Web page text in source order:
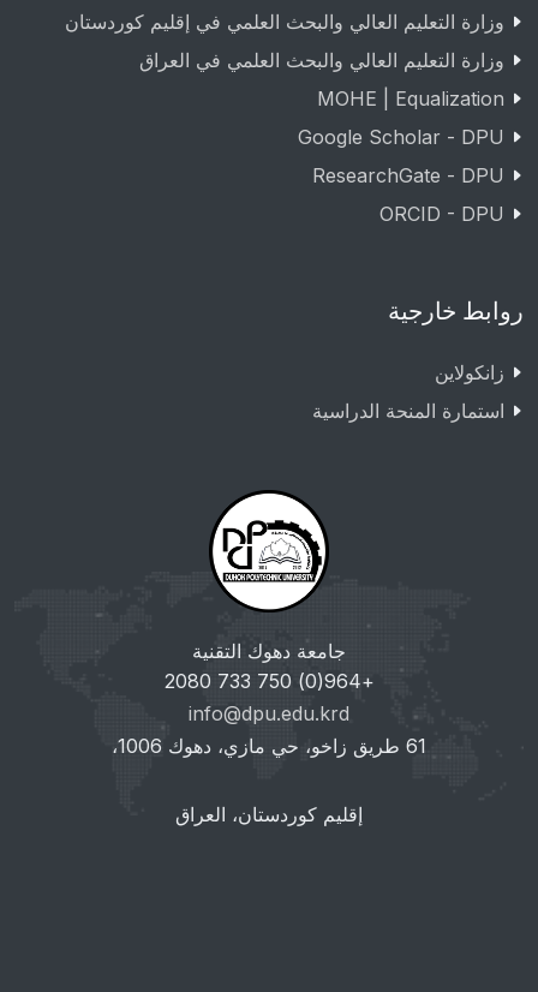
وزارة التعليم العالي والبحث العلمي في إقليم كوردستان
وزارة التعليم العالي والبحث العلمي في العراق
MOHE | Equalization
Google Scholar - DPU
ResearchGate - DPU
ORCID - DPU
روابط خارجية
زانکولاین
استمارة المنحة الدراسية
جامعة دهوك التقنية
+964(0) 750 733 2080
info@dpu.edu.krd
61 طريق زاخو، حي مازي، دهوك 1006،
إقليم كوردستان، العراق